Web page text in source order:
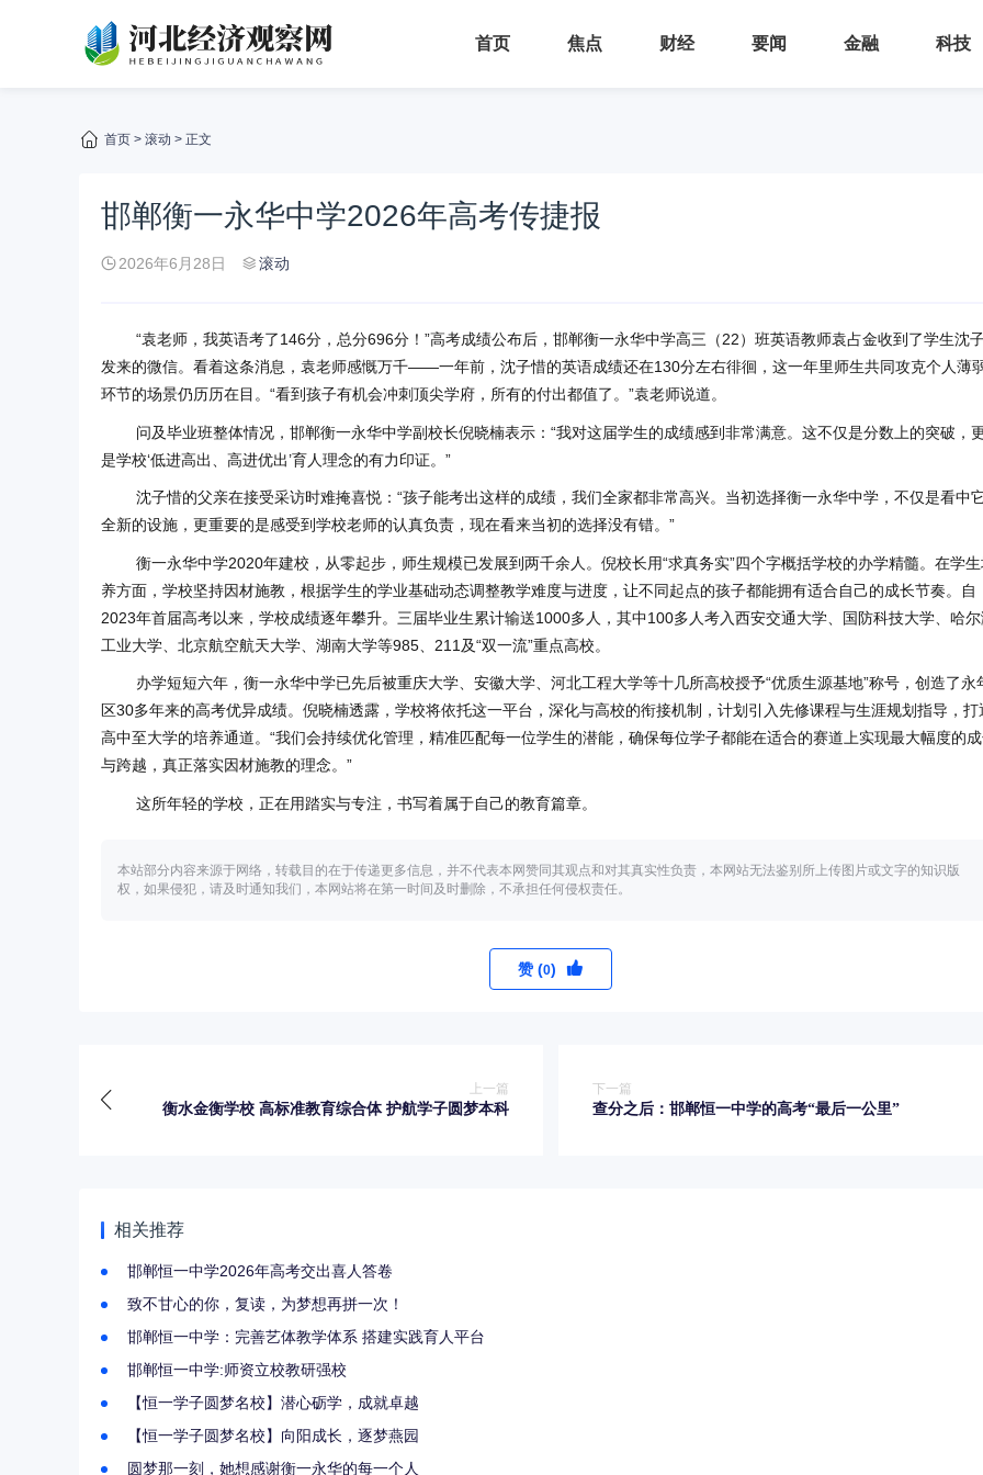
首页 焦点 财经 要闻 金融 科技
首页 > 滚动 > 正文
邯郸衡一永华中学2026年高考传捷报
2026年6月28日 滚动
“袁老师，我英语考了146分，总分696分！”高考成绩公布后，邯郸衡一永华中学高三（22）班英语教师袁占金收到了学生沈
发来的微信。看着这条消息，袁老师感慨万千——一年前，沈子惜的英语成绩还在130分左右徘徊，这一年里师生共同攻克个人薄
环节的场景仍历历在目。“看到孩子有机会冲刺顶尖学府，所有的付出都值了。”袁老师说道。
问及毕业班整体情况，邯郸衡一永华中学副校长倪晓楠表示：“我对这届学生的成绩感到非常满意。这不仅是分数上的突破，
是学校‘低进高出、高进优出’育人理念的有力印证。”
沈子惜的父亲在接受采访时难掩喜悦：“孩子能考出这样的成绩，我们全家都非常高兴。当初选择衡一永华中学，不仅是看中
全新的设施，更重要的是感受到学校老师的认真负责，现在看来当初的选择没有错。”
衡一永华中学2020年建校，从零起步，师生规模已发展到两千余人。倪校长用“求真务实”四个字概括学校的办学精髓。在学
养方面，学校坚持因材施教，根据学生的学业基础动态调整教学难度与进度，让不同起点的孩子都能拥有适合自己的成长节奏。自
2023年首届高考以来，学校成绩逐年攀升。三届毕业生累计输送1000多人，其中100多人考入西安交通大学、国防科技大学、哈
工业大学、北京航空航天大学、湖南大学等985、211及“双一流”重点高校。
办学短短六年，衡一永华中学已先后被重庆大学、安徽大学、河北工程大学等十几所高校授予“优质生源基地”称号，创造了永
区30多年来的高考优异成绩。倪晓楠透露，学校将依托这一平台，深化与高校的衔接机制，计划引入先修课程与生涯规划指导，打
高中至大学的培养通道。“我们会持续优化管理，精准匹配每一位学生的潜能，确保每位学子都能在适合的赛道上实现最大幅度的
与跨越，真正落实因材施教的理念。”
这所年轻的学校，正在用踏实与专注，书写着属于自己的教育篇章。
本站部分内容来源于网络，转载目的在于传递更多信息，并不代表本网赞同其观点和对其真实性负责，本网站无法鉴别所上传图片或文字的知识版
权，如果侵犯，请及时通知我们，本网站将在第一时间及时删除，不承担任何侵权责任。
赞 (0)
上一篇
衡水金衡学校 高标准教育综合体 护航学子圆梦本科
下一篇
查分之后：邯郸恒一中学的高考“最后一公里”
相关推荐
邯郸恒一中学2026年高考交出喜人答卷
致不甘心的你，复读，为梦想再拼一次！
邯郸恒一中学：完善艺体教学体系 搭建实践育人平台
邯郸恒一中学:师资立校教研强校
【恒一学子圆梦名校】潜心砺学，成就卓越
【恒一学子圆梦名校】向阳成长，逐梦燕园
圆梦那一刻，她想感谢衡一永华的每一个人